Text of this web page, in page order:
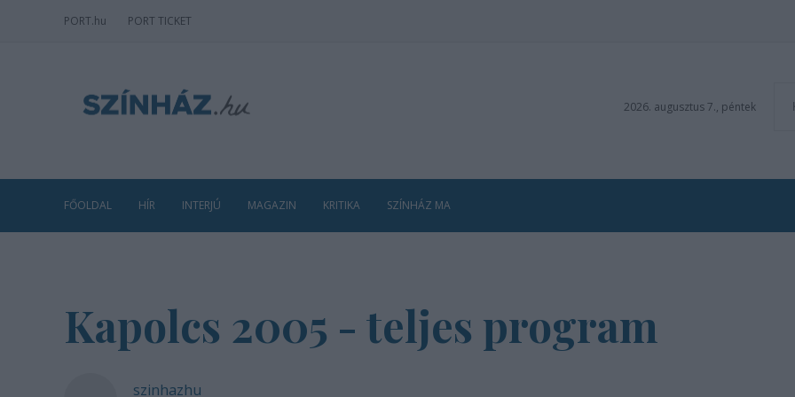
PORT.hu PORT TICKET
2026. augusztus 7., péntek
FŐOLDAL HÍR INTERJÚ MAGAZIN KRITIKA SZÍNHÁZ MA
Kapolcs 2005 - teljes program
szinhazhu